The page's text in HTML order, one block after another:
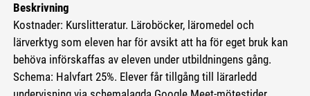
Beskrivning
Kostnader: Kurslitteratur. Läroböcker, läromedel och
lärverktyg som eleven har för avsikt att ha för eget bruk kan
behöva införskaffas av eleven under utbildningens gång.
Schema: Halvfart 25%. Elever får tillgång till lärarledd